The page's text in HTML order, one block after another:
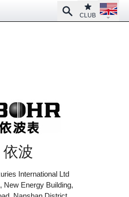
SearchClub
CLUB
Open
依波
International Ltd
New Energy Building,